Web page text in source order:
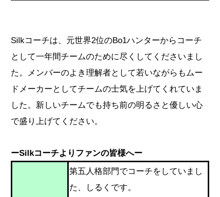
Silkコーチは、元世界2位のBo1ハンターからコーチ
として一年間チームのために尽くしてくださいまし
た。メンバーのよき理解者として若いながらもムー
ドメーカーとしてチームの士気を上げてくれていま
した。新しいチームでも持ち前の明るさと優しい心
で盛り上げてください。
ーSilkコーチよりファンの皆様へー
第五人格部門でコーチをしていまし
た、しるくです。